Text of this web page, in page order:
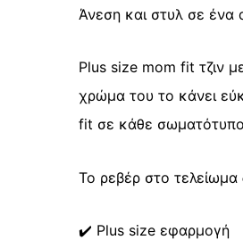
Άνεση και στυλ σε ένα
Plus size mom fit τζιν
χρώμα του το κάνει
fit σε κάθε
Το ρεβέρ στο τελείωμα
✔️ Plus size εφαρμογή